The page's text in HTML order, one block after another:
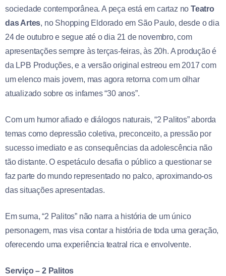
sociedade contemporânea. A peça está em cartaz no Teatro
das Artes, no Shopping Eldorado em São Paulo, desde o dia
24 de outubro e segue até o dia 21 de novembro, com
apresentações sempre às terças-feiras, às 20h. A produção é
da LPB Produções, e a versão original estreou em 2017 com
um elenco mais jovem, mas agora retorna com um olhar
atualizado sobre os infames “30 anos”.
Com um humor afiado e diálogos naturais, “2 Palitos” aborda
temas como depressão coletiva, preconceito, a pressão por
sucesso imediato e as consequências da adolescência não
tão distante. O espetáculo desafia o público a questionar se
faz parte do mundo representado no palco, aproximando-os
das situações apresentadas.
Em suma, “2 Palitos” não narra a história de um único
personagem, mas visa contar a história de toda uma geração,
oferecendo uma experiência teatral rica e envolvente.
Serviço – 2 Palitos